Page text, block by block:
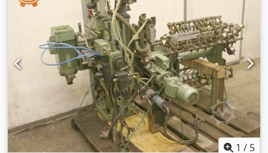
profielfrezen zorgen voor hoekrondingen, ook bij de
verwerking van fineerhout. -voor het afronden van randen
aan de voor- en achterkant van het werkstuk en aan de
onderkant -elk 2x hoekkopieerapparaten -2x motoren
Perske -Vermogen: 0.3 KW -Voltage: 165 volt -Frequentie:
300 Hz Cedpfx Alsb Uht Njcjrf -Snelheid: 18000 rpm -
Maten: 780/470/H340 mm -gewicht: 52 kg
1 / 5